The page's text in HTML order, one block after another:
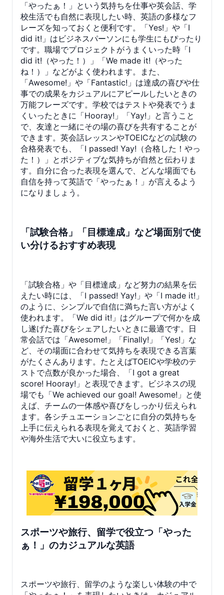
「やったぁ！」という気持ちを仕事や英会話、学
校生活でも自然に表現したい時、英語の多様なフ
レーズを知っておくと便利です。「Yes!」や「I
did it!」はビジネスパーソンにも学生にもぴったり
です。職場でプロジェクトがうまくいった時「I
did it!（やった！）」「We made it!（やった
ね！）」などがよく使われます。また、
「Awesome!」や「Fantastic!」は達成の喜びや仕
事での成果をカジュアルにアピールしたいときの
万能フレーズです。学校ではテストや発表でうま
くいったときに「Hooray!」「Yay!」と言うこと
で、友達と一緒にその場の喜びを共有することが
できます。英会話レッスンやTOEICなどの試験の
合格発表でも、「I passed! Yay!（合格した！やっ
た！）」とポジティブな気持ちが自然と伝わりま
す。自分に合った表現を選んで、どんな場面でも
自信を持って英語で「やったぁ！」が言えるよう
になりましょう。
「試験合格」「目標達成」など場面別で使
い分けるおすすめ表現
「試験合格」や「目標達成」など努力の結果を伝
えたい時には、「I passed! Yay!」や「I made it!」
のように、シンプルで自信に満ちた言い方がよく
使われます。「We did it!」はグループで何かを成
し遂げた喜びをシェアしたいときに最適です。日
常会話では「Awesome!」「Finally!」「Yes!」な
ど、その場面に合わせて気持ちを表現できる言葉
がたくさんあります。たとえばTOEICや学校のテ
ストで点数が良かった場合、「I got a great
score! Hooray!」と表現できます。ビジネスの現
場でも「We achieved our goal! Awesome!」と使
えば、チームの一体感や喜びをしっかり伝えられ
ます。各シチュエーションごとに自分の気持ちを
上手に伝えられる表現を覚えておくと、英語学習
や海外生活で大いに役立ちます。
スポーツや旅行、留学で役立つ「やった
ぁ！」のカジュアルな英語
スポーツや旅行、留学のような楽しい体験の中で